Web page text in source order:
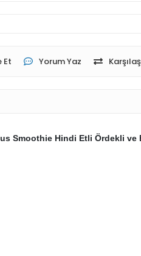
Et Yorum Yaz
Smoothie Hindi Etli Ördekli ve